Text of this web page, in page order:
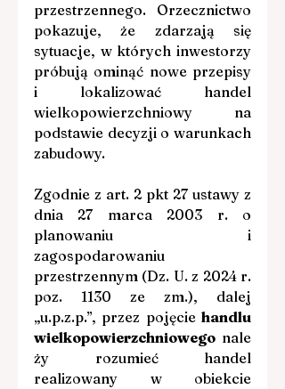
przestrzennego. Orzecznictwo
pokazuje, że zdarzają się
sytuacje, w których inwestorzy
próbują ominąć nowe przepisy
i lokalizować handel
wielkopowierzchniowy na
podstawie decyzji o warunkach
zabudowy.
Zgodnie z art. 2 pkt 27 ustawy z
dnia 27 marca 2003 r. o
planowaniu i
zagospodarowaniu
przestrzennym (Dz. U. z 2024 r.
poz. 1130 ze zm.), dalej
„u.p.z.p.”, przez pojęcie handlu
wielkopowierzchniowego nale
ży rozumieć handel
realizowany w obiekcie